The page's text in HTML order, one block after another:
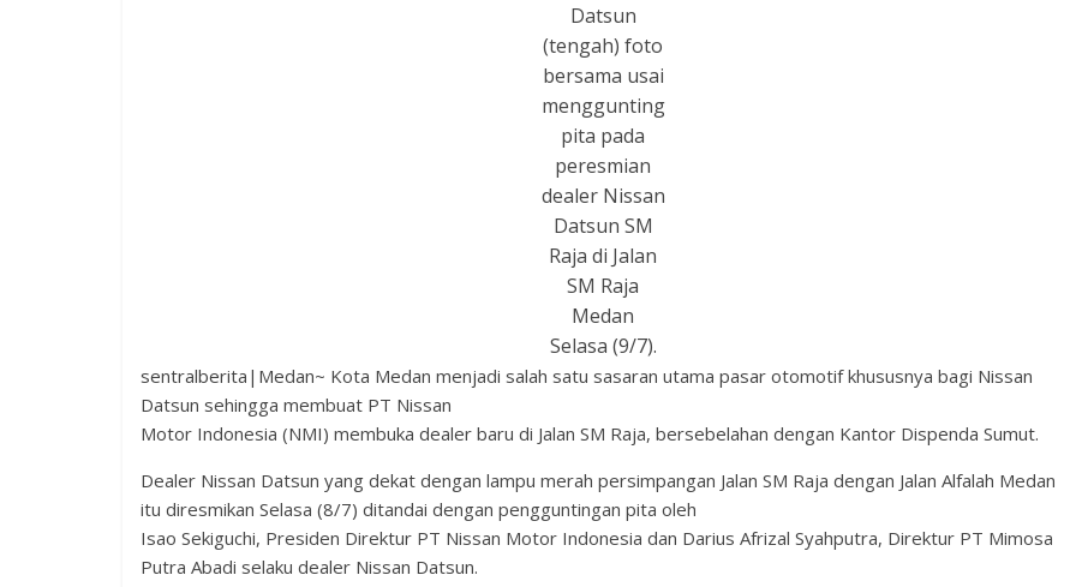
Datsun
(tengah) foto
bersama usai
menggunting
pita pada
peresmian
dealer Nissan
Datsun SM
Raja di Jalan
SM Raja
Medan
Selasa (9/7).
sentralberita|Medan~ Kota Medan menjadi salah satu sasaran utama pasar otomotif khususnya bagi Nissan
Datsun sehingga membuat PT Nissan
Motor Indonesia (NMI) membuka dealer baru di Jalan SM Raja, bersebelahan dengan Kantor Dispenda Sumut.
Dealer Nissan Datsun yang dekat dengan lampu merah persimpangan Jalan SM Raja dengan Jalan Alfalah Medan
itu diresmikan Selasa (8/7) ditandai dengan pengguntingan pita oleh
Isao Sekiguchi, Presiden Direktur PT Nissan Motor Indonesia dan Darius Afrizal Syahputra, Direktur PT Mimosa
Putra Abadi selaku dealer Nissan Datsun.